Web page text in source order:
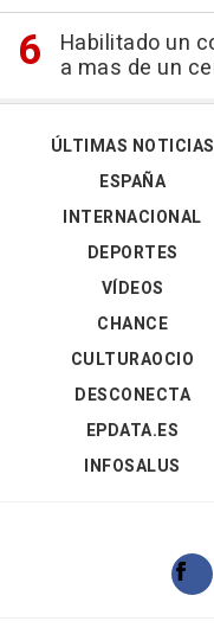
Habilitado un
a mas de un
ÚLTIMAS NOTICIAS
ESPAÑA
INTERNACIONAL
DEPORTES
VÍDEOS
CHANCE
CULTURAOCIO
DESCONECTA
EPDATA.ES
INFOSALUS